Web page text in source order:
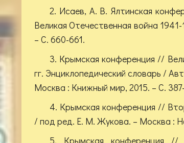
2. Исаев, А. В. Ялтинская
Великая Отечественная война
– С. 660-661.
3. Крымская конференция //
гг. Энциклопедический словарь /
Москва : Книжный мир, 2015. – С.
4. Крымская конференция //
/ под ред. Е. М. Жукова. – Москва :
5. Крымская конференция //